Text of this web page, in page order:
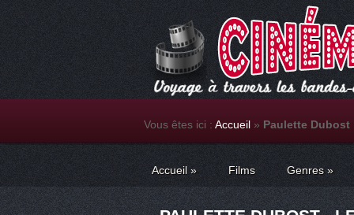
Vous êtes ici : Accueil » Paulette Dubost
Accueil » Films Genres»